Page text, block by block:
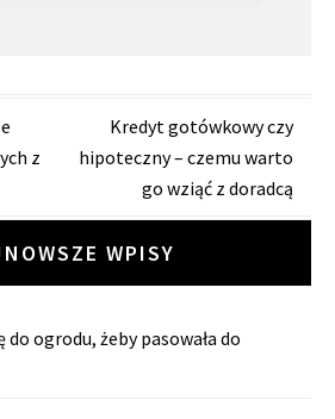
z
Kredyt gotówkowy czy
hipoteczny – czemu warto
go wziąć z doradcą
WPISY
ogrodu, żeby pasowała do